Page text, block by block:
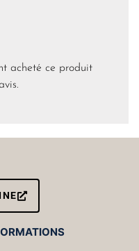
acheté ce produit